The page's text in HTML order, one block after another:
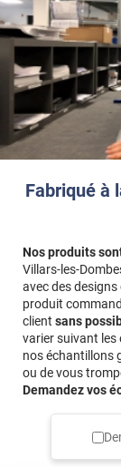
Fabriqué à
Nos produits
Villars-les-
avec des
produit
client sans
varier suivant les
nos échantillons
ou de vous
Demandez vos